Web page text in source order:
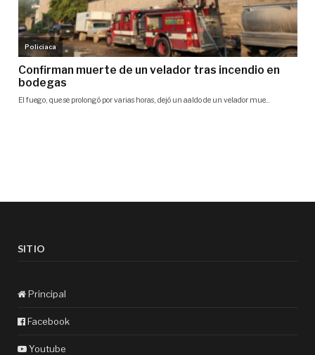
SITIO
Principal
Facebook
Youtube